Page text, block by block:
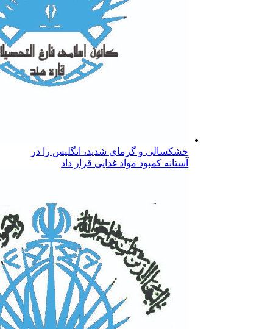
خشکسالی و گرمای شدید، انگلیس را در
آستانه کمبود مواد غذایی قرار داد